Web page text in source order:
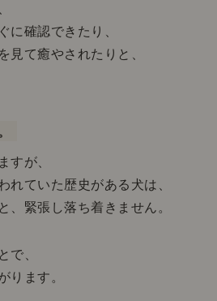
に確認できたり、
見て癒やされたりと、
すが、
れていた歴史がある犬は、
、緊張し落ち着きません。
で、
ります。